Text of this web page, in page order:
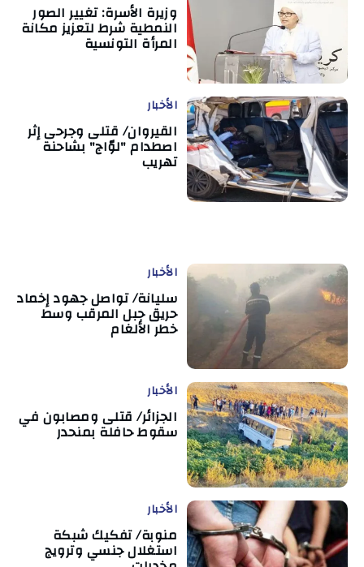
وزيرة الأسرة: تغيير الصور
النمطية شرط لتعزيز مكانة
المرأة التونسية
الأخبار
القيروان/ قتلى وجرحى إثر
اصطدام "لوّاج" بشاحنة
تهريب
الأخبار
سليانة/ تواصل جهود إخماد
حريق جبل المرقب وسط
خطر الألغام
الأخبار
الجزائر/ قتلى ومصابون في
سقوط حافلة بمنحدر
الأخبار
منوبة/ تفكيك شبكة
استغلال جنسي وترويج